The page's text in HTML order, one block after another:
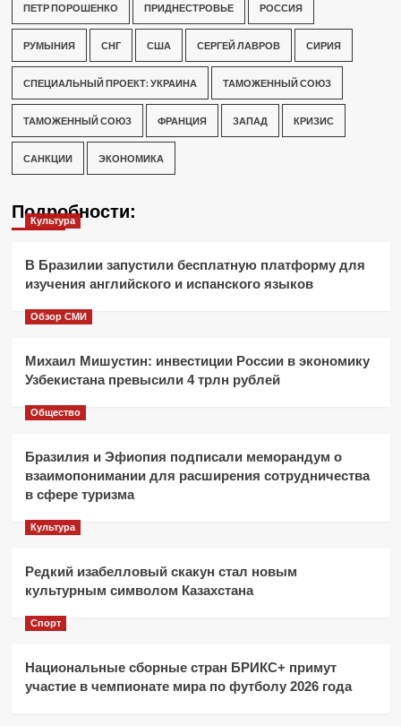
ПЕТР ПОРОШЕНКО ПРИДНЕСТРОВЬЕ РОССИЯ
РУМЫНИЯ СНГ США СЕРГЕЙ ЛАВРОВ СИРИЯ
СПЕЦИАЛЬНЫЙ ПРОЕКТ: УКРАИНА ТАМОЖЕННЫЙ СОЮЗ
ТАМОЖЕННЫЙ СОЮЗ ФРАНЦИЯ ЗАПАД КРИЗИС
САНКЦИИ ЭКОНОМИКА
Подробности:
Культура
В Бразилии запустили бесплатную платформу для
изучения английского и испанского языков
Обзор СМИ
Михаил Мишустин: инвестиции России в экономику
Узбекистана превысили 4 трлн рублей
Общество
Бразилия и Эфиопия подписали меморандум о
взаимопонимании для расширения сотрудничества
в сфере туризма
Культура
Редкий изабелловый скакун стал новым
культурным символом Казахстана
Спорт
Национальные сборные стран БРИКС+ примут
участие в чемпионате мира по футболу 2026 года